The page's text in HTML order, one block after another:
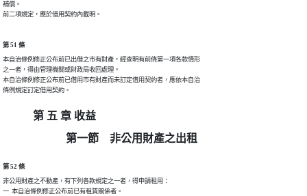
補償。
前二項規定，應於借用契約內載明。
第 51 條
本自治條例修正公布前已出借之市有財產，經查明有前條第一項各款情形
之一者，得由管理機關或財政局收回處理。
本自治條例修正公布前已借用市有財產而未訂定借用契約者，應依本自治
條例規定訂定借用契約。
第 五 章 收益
第一節 非公用財產之出租
第 52 條
非公用財產之不動產，有下列各款規定之一者，得申請租用：
一  本自治條例修正公布前已有租賃關係者。